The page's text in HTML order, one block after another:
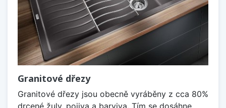
Granitové dřezy
Granitové dřezy jsou obecně vyráběny z cca 80%